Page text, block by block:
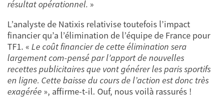
résultat opérationnel. »
L’analyste de Natixis relativise toutefois l’impact
financier qu’a l’élimination de l’équipe de France pour
TF1. « Le coût financier de cette élimination sera
largement com-pensé par l’apport de nouvelles
recettes publicitaires que vont générer les paris sportifs
en ligne. Cette baisse du cours de l’action est donc très
exagérée », affirme-t-il. Ouf, nous voilà rassurés !